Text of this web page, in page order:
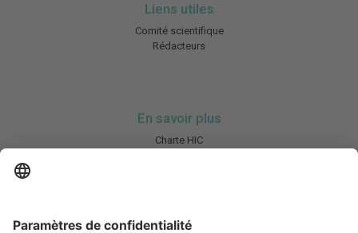
Liens utiles
Comité scientifique
Rédacteurs
En savoir plus
Charte HIC